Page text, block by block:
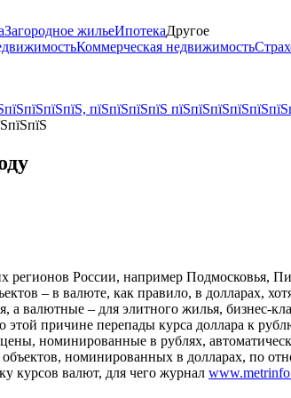
Загородное жильеИпотекаДругое
Коммерческая недвижимость
пїЅпїЅпїЅпїЅ
России, например Подмосковья,
– в валюте, как правило, в долларах,
а валютные – для элитного жилья, бизнес-
этой причине перепады курса доллара к
номинированные в рублях,
объектов, номинированных в долларах, по
курсов валют, для чего журнал